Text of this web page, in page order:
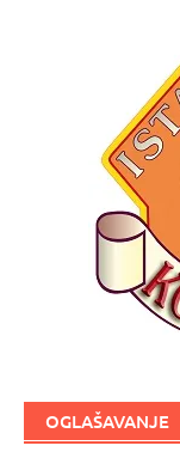
OGLAŠAVANJE